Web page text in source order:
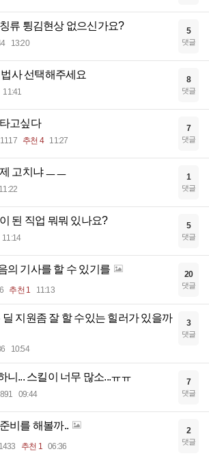
류 튕김현상 없으신가요?
13:20
5
댓글
사 선택해주세요
11:41
8
댓글
고싶다
추천 4 11:27
7
댓글
고치냐 ㅡㅡ
11:22
1
댓글
된 직업 뭐뭐 있나요?
11:14
5
댓글
의 기사를 할 수 있기를
추천 1 11:13
20
댓글
지원좀 잘 할 수있는 힐러가 있을까
10:54
3
댓글
니... 스킬이 너무 많소...ㅠㅠ
09:44
7
댓글
비를 해볼까..
추천 1 06:36
2
댓글